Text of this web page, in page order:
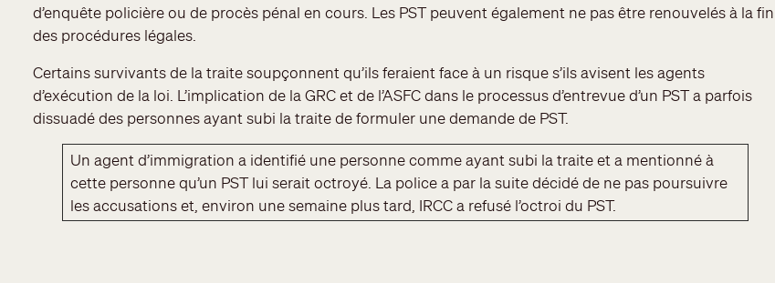
d’enquête policière ou de procès pénal en cours. Les PST peuvent également ne pas être renouvelés à la fin
des procédures légales.
Certains survivants de la traite soupçonnent qu’ils feraient face à un risque s’ils avisent les agents
d’exécution de la loi. L’implication de la GRC et de l’ASFC dans le processus d’entrevue d’un PST a parfois
dissuadé des personnes ayant subi la traite de formuler une demande de PST.
Un agent d’immigration a identifié une personne comme ayant subi la traite et a mentionné à
cette personne qu’un PST lui serait octroyé. La police a par la suite décidé de ne pas poursuivre
les accusations et, environ une semaine plus tard, IRCC a refusé l’octroi du PST.